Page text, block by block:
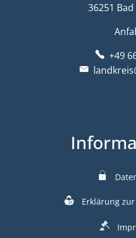
36251
+49
Erklärung